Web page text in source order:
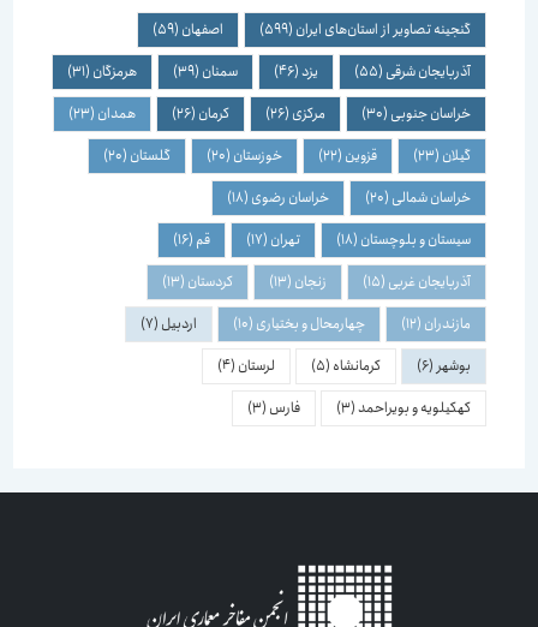
گنجینه تصاویر از استان‌های ایران(599) اصفهان(59)
آذربایجان شرقی(55)
(46) سمنان(39) هرمزگان(31)
خراسان جنوبی(30) مرکزی(26) کرمان(26) همدان(23)
گیلان(23) قزوین(22) خوزستان(20) گلستان(20)
خراسان شمالی(20) خراسان رضوی(18)
سیستان و بلوچستان(18) تهران(17)
(16)
آذربایجان غربی(15) زنجان(13) کردستان(13)
مازندران(12) چهارمحال و بختیاری(10) اردبیل(7)
بوشهر(6) کرمانشاه(5) لرستان(4)
کهکیلویه و بویراحمد(3) فارس(3)